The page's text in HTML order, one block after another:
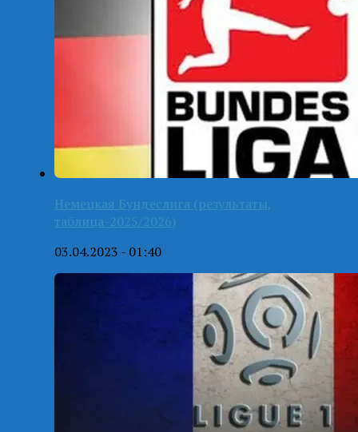
Немецкая Бундеслига (результаты,
таблица-2025/2026)
03.04.2023 - 01:40